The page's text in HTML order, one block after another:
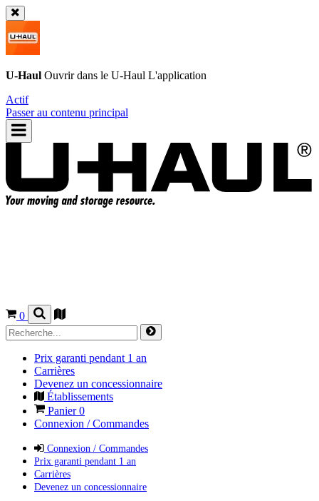
U-Haul Ouvrir dans le U-Haul L'application
Actif
Passer au contenu principal
0
Prix garanti pendant 1 an
Carrières
Devenez un concessionnaire
Établissements
Panier0
Connexion / Commandes
Connexion / Commandes
Prix garanti pendant 1 an
Carrières
Devenez un concessionnaire